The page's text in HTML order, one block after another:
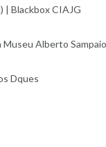
| Blackbox CIAJG
Museu Alberto Sampaio
Dques